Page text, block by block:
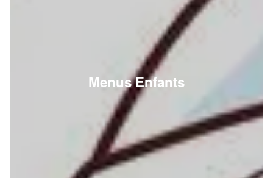
Menus Enfants